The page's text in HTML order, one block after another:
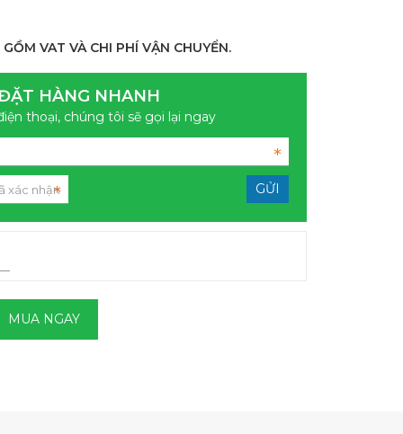
VAT VÀ CHI PHÍ VẬN CHUYỂN.
HÀNG NHANH
thoại, chúng tôi sẽ gọi lại ngay
MUA NGAY